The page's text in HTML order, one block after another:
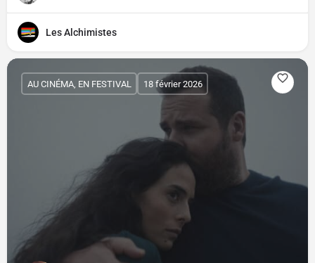
Les Alchimistes
AU CINÉMA, EN FESTIVAL 18 février 2026